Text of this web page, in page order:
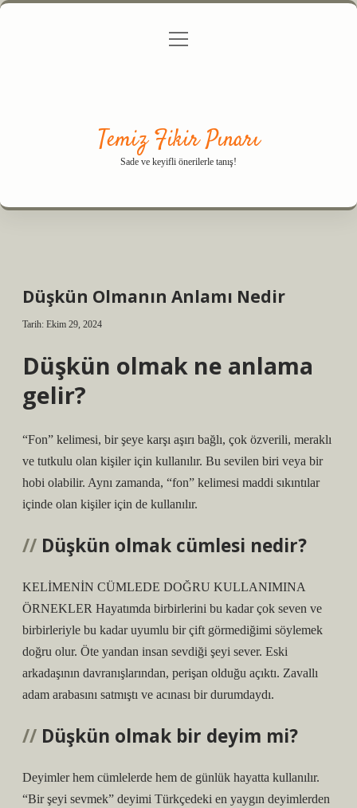
Gizlilik Politikası
menüyü
Temiz Fikir Pınarı
Sade ve keyifli önerilerle tanış!
Düşkün Olmanın Anlamı Nedir
Tarih: Ekim 29, 2024
Düşkün olmak ne anlama
gelir?
“Fon” kelimesi, bir şeye karşı aşırı bağlı, çok özverili, meraklı
ve tutkulu olan kişiler için kullanılır. Bu sevilen biri veya bir
hobi olabilir. Aynı zamanda, “fon” kelimesi maddi sıkıntılar
içinde olan kişiler için de kullanılır.
Düşkün olmak cümlesi nedir?
KELİMENİN CÜMLEDE DOĞRU KULLANIMINA
ÖRNEKLER Hayatımda birbirlerini bu kadar çok seven ve
birbirleriyle bu kadar uyumlu bir çift görmediğimi söylemek
doğru olur. Öte yandan insan sevdiği şeyi sever. Eski
arkadaşının davranışlarından, perişan olduğu açıktı. Zavallı
adam arabasını satmıştı ve acınası bir durumdaydı.
Düşkün olmak bir deyim mi?
Deyimler hem cümlelerde hem de günlük hayatta kullanılır.
“Bir şeyi sevmek” deyimi Türkçedeki en yaygın deyimlerden